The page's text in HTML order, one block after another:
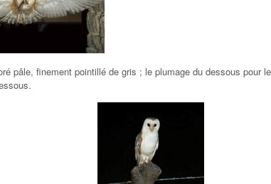
pâle, finement pointillé de gris ; le plumage du dessous pour